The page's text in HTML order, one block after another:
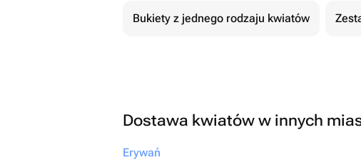
Bukiety z jednego rodzaju kwiatów
Dostawa kwiatów w innych
Erywań